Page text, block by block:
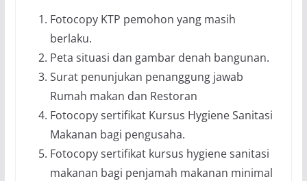
Fotocopy KTP pemohon yang masih
berlaku.
Peta situasi dan gambar denah bangunan.
Surat penunjukan penanggung jawab
Rumah makan dan Restoran
Fotocopy sertifikat Kursus Hygiene Sanitasi
Makanan bagi pengusaha.
Fotocopy sertifikat kursus hygiene sanitasi
makanan bagi penjamah makanan minimal